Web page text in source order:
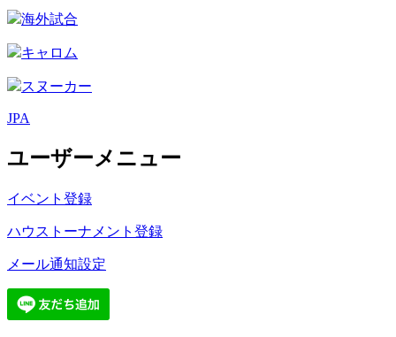
海外試合
キャロム
スヌーカー
JPA
ユーザーメニュー
イベント登録
ハウストーナメント登録
メール通知設定